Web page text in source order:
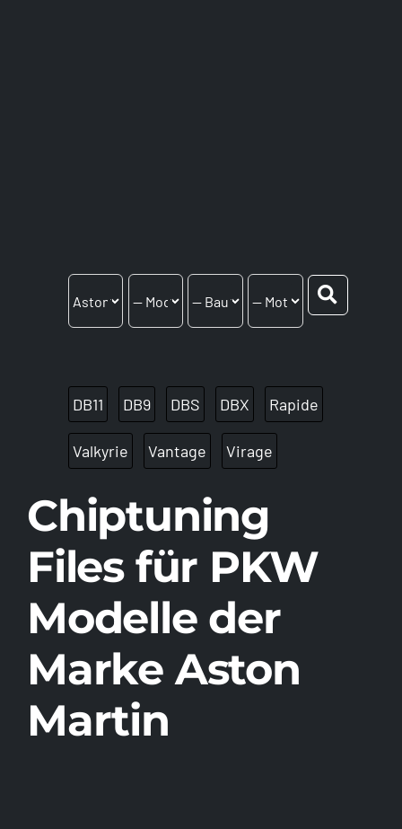
DB11 DB9 DBS DBX Rapide
Valkyrie Vantage Virage
Chiptuning
Files für PKW
Modelle der
Marke Aston
Martin